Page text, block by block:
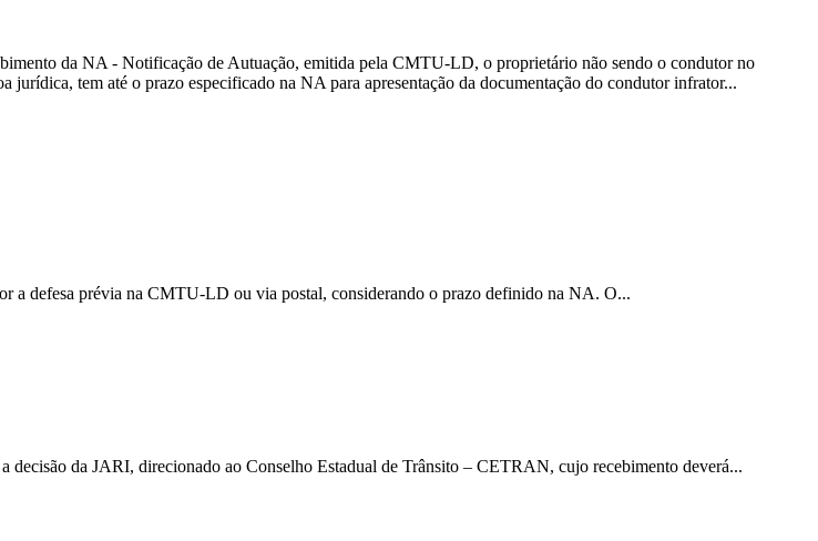
da NA - Notificação de Autuação, emitida pela CMTU-LD, o proprietário não sendo o condutor no
tem até o prazo especificado na NA para apresentação da documentação do condutor infrator...
defesa prévia na CMTU-LD ou via postal, considerando o prazo definido na NA. O...
da JARI, direcionado ao Conselho Estadual de Trânsito – CETRAN, cujo recebimento deverá...